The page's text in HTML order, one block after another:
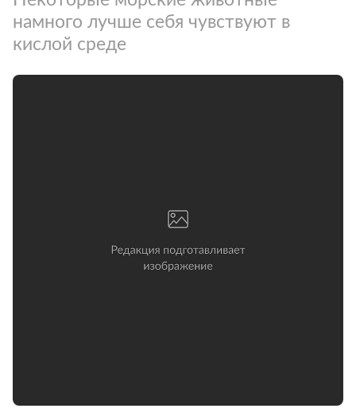
намного лучше себя чувствуют в
кислой среде